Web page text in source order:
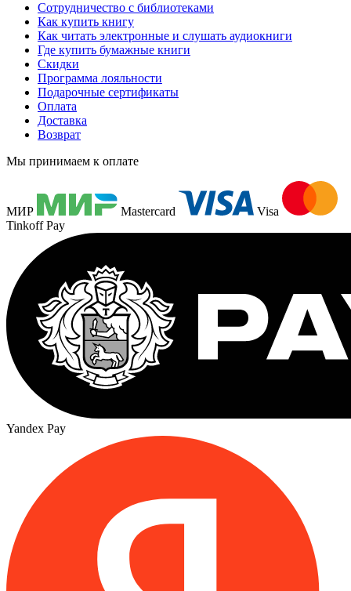
Сотрудничество с библиотеками
Как купить книгу
Как читать электронные и слушать аудиокниги
Где купить бумажные книги
Скидки
Программа лояльности
Подарочные сертификаты
Оплата
Доставка
Возврат
Мы принимаем к оплате
МИР Mastercard
Visa
Tinkoff Pay
Yandex Pay